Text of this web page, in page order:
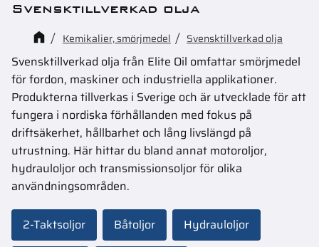
Svensktillverkad olja
Kemikalier, smörjmedel
Svensktillverkad olja
Svensktillverkad olja från Elite Oil omfattar smörjmedel
för fordon, maskiner och industriella applikationer.
Produkterna tillverkas i Sverige och är utvecklade för att
fungera i nordiska förhållanden med fokus på
driftsäkerhet, hållbarhet och lång livslängd på
utrustning. Här hittar du bland annat motoroljor,
hydrauloljor och transmissionsoljor för olika
användningsområden.
2-Taktsoljor Båtoljor Hydrauloljor